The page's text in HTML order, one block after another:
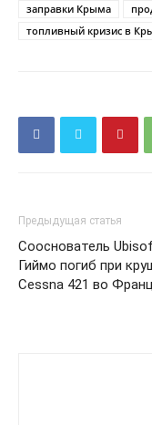
заправки Крыма
топливный кризис в
Предыдущая статья
Сооснователь
Гиймо погиб при
Cessna 421 во